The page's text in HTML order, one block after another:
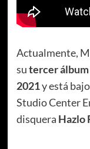
Actualmente,
sutercer álbum
2021y está
Studio Center
disquera Hazlo